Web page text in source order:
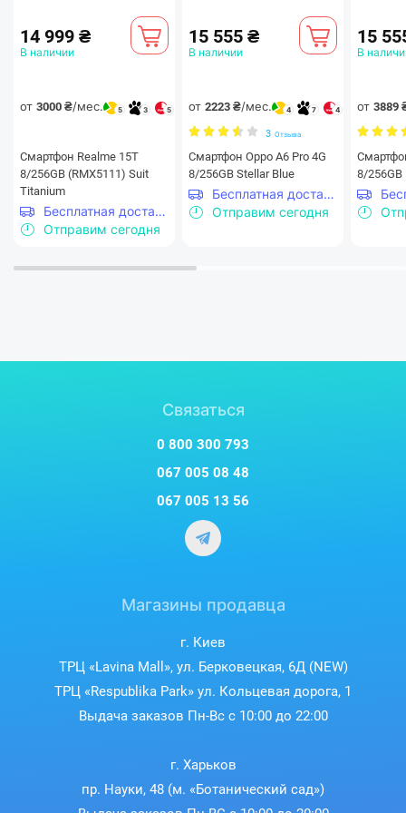
Благодаря улучшенной контрастности, Pro HDR-
раз, что позволяет получить впечатляющее, четкое
изображение с более насыщенными цветами и
детальной передачей каждого элемента. Вы получаете
повышенной детализацией.
Идеальный просмотр при
Адаптивный HDR автоматически регулирует
14 999 ₴
В наличии
от 3000 ₴/мес. 5 3 5
Смартфон Realme 15T
8/256GB (RMX5111) Suit
Titanium
Бесплатная доставка
Отправим сегодня
15 555 ₴
В наличии
от 2223 ₴/мес. 4 7 4
3 Отзыва
Смартфон Oppo A6 Pro 4G
8/256GB Stellar Blue
Бесплатная доставка
Отправим сегодня
15
В
от 3889
8/256GB
Связаться
0 800 300 793
067 005 08 48
067 005 13 56
Магазины продавца
г. Киев
ТРЦ «Lavina Mall», ул. Берковецкая, 6Д (NEW)
ТРЦ «Respublika Park» ул. Кольцевая дорога, 1
Выдача заказов Пн-Вс с 10:00 до 22:00
г. Харьков
пр. Науки, 48 (м. «Ботанический сад»)